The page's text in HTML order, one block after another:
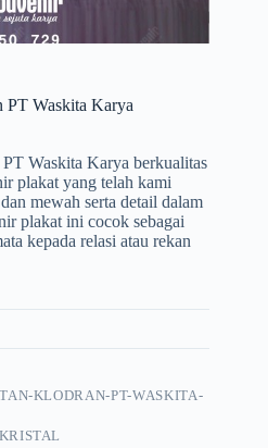
PT Waskita Karya
Waskita Karya berkualitas
plakat yang telah kami
mewah serta detail dalam
plakat ini cocok sebagai
kepada relasi atau rekan
KLODRAN-PT-WASKITA-